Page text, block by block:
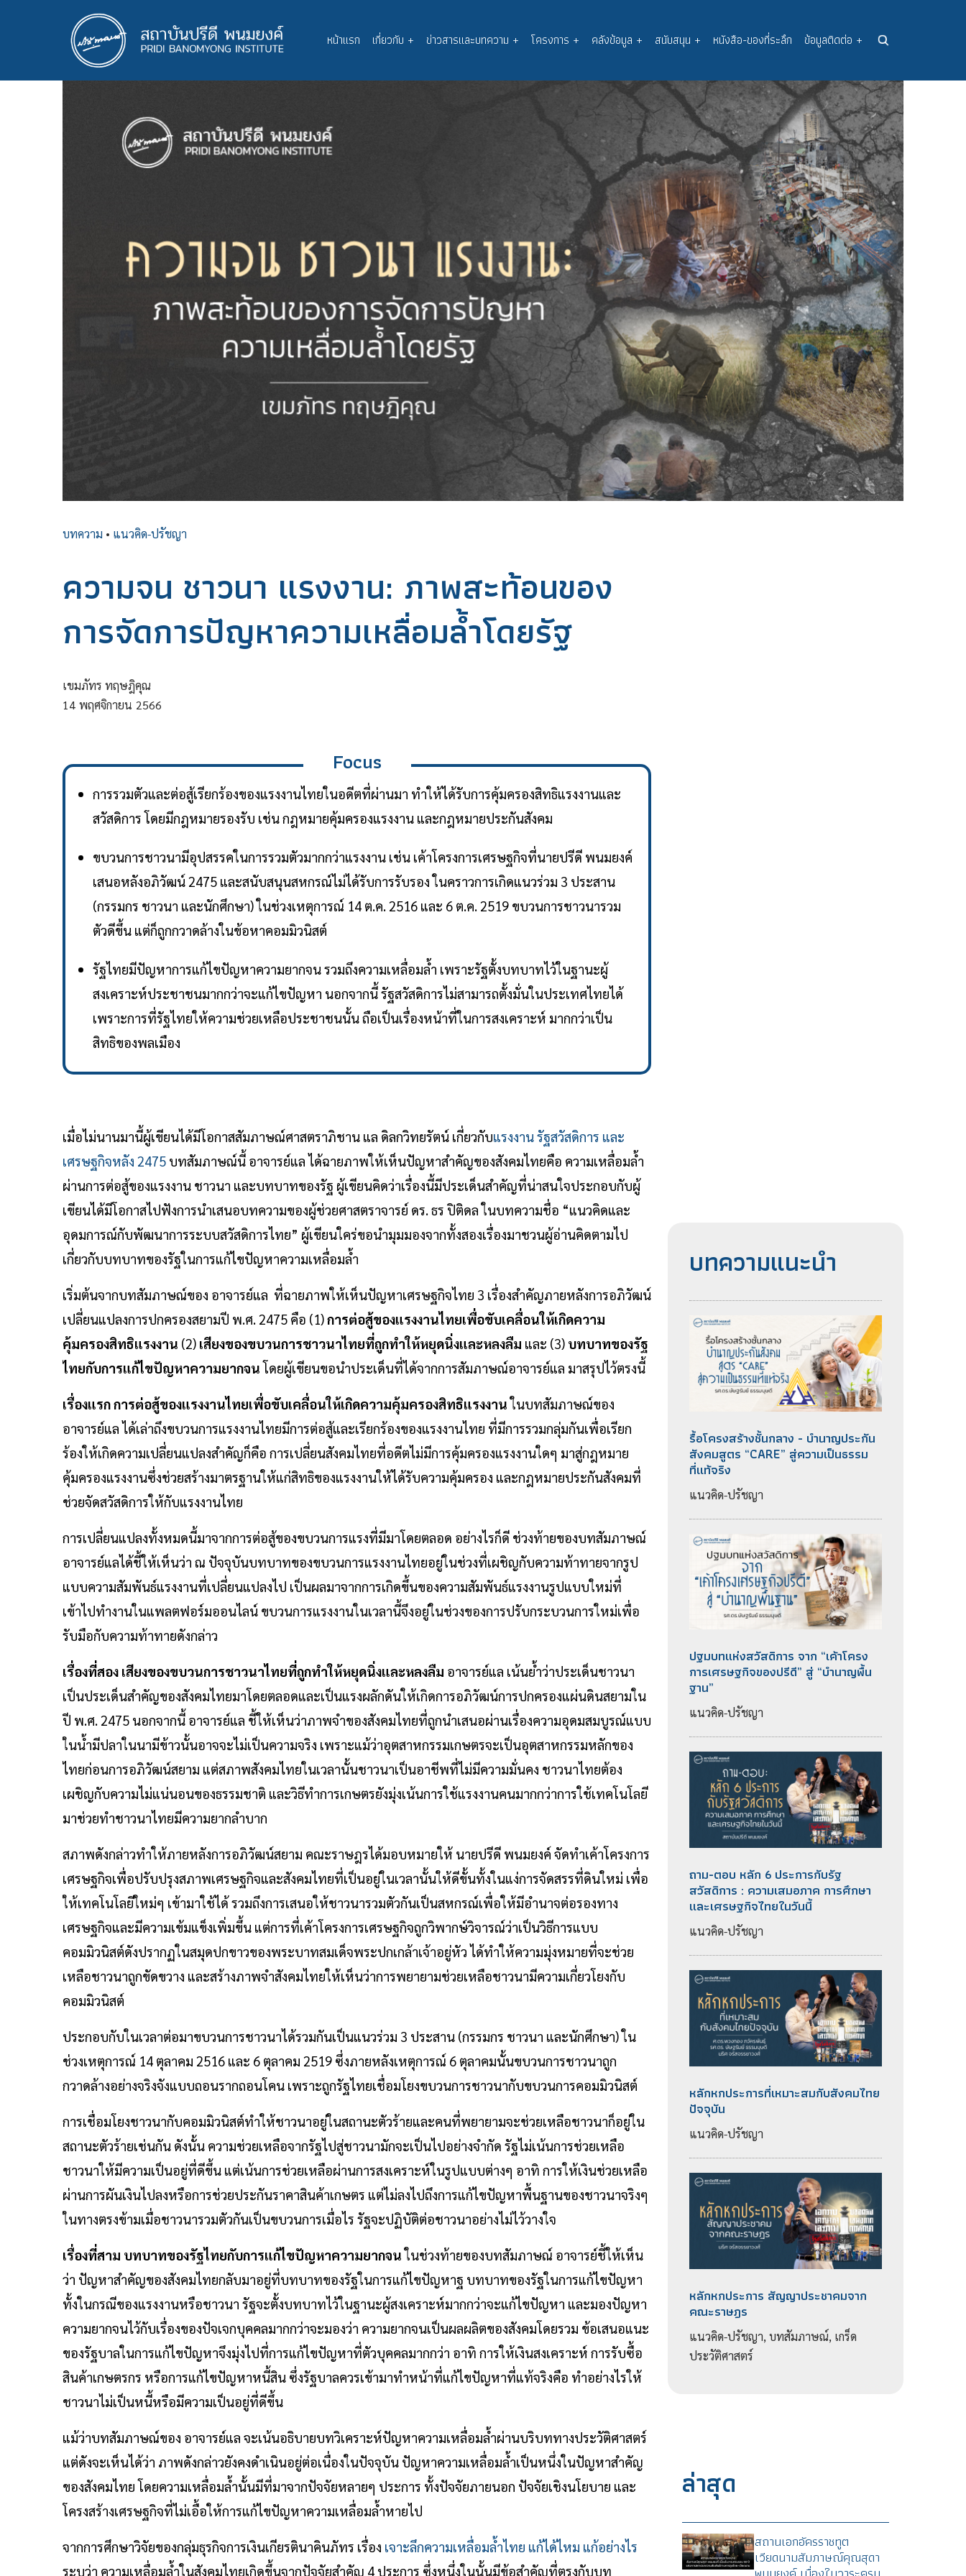
Main
navigation
หน้าแรก เกี่ยวกับ + ข่าวสารและบทความ + โครงการ + คลังข้อมูล + สนับสนุน + หนังสือ-ของที่ระลึก ข้อมูลติดต่อ +
บทความ • แนวคิด-ปรัชญา
ความจน ชาวนา แรงงาน: ภาพสะท้อนของ
การจัดการปัญหาความเหลื่อมล้ำโดยรัฐ
เขมภัทร ทฤษฎิคุณ
14 พฤศจิกายน 2566
Focus
การรวมตัวและต่อสู้เรียกร้องของแรงงานไทยในอดีตที่ผ่านมา ทำให้ได้รับการคุ้มครองสิทธิแรงงานและ
สวัสดิการ โดยมีกฎหมายรองรับ เช่น กฎหมายคุ้มครองแรงงาน และกฎหมายประกันสังคม
ขบวนการชาวนามีอุปสรรคในการรวมตัวมากกว่าแรงงาน เช่น เค้าโครงการเศรษฐกิจที่นายปรีดี พนมยงค์
เสนอหลังอภิวัฒน์ 2475 และสนับสนุนสหกรณ์ไม่ได้รับการรับรอง ในคราวการเกิดแนวร่วม 3 ประสาน
(กรรมกร ชาวนา และนักศึกษา) ในช่วงเหตุการณ์ 14 ต.ค. 2516 และ 6 ต.ค. 2519 ขบวนการชาวนารวม
ตัวดีขึ้น แต่ก็ถูกกวาดล้างในข้อหาคอมมิวนิสต์
รัฐไทยมีปัญหาการแก้ไขปัญหาความยากจน รวมถึงความเหลื่อมล้ำ เพราะรัฐตั้งบทบาทไว้ในฐานะผู้
สงเคราะห์ประชาชนมากกว่าจะแก้ไขปัญหา นอกจากนี้ รัฐสวัสดิการไม่สามารถตั้งมั่นในประเทศไทยได้
เพราะการที่รัฐไทยให้ความช่วยเหลือประชาชนนั้น ถือเป็นเรื่องหน้าที่ในการสงเคราะห์ มากกว่าเป็น
สิทธิของพลเมือง
เมื่อไม่นานมานี้ผู้เขียนได้มีโอกาสสัมภาษณ์ศาสตราภิชาน แล ดิลกวิทยรัตน์ เกี่ยวกับแรงงาน รัฐสวัสดิการ และ
เศรษฐกิจหลัง 2475 บทสัมภาษณ์นี้ อาจารย์แล ได้ฉายภาพให้เห็นปัญหาสำคัญของสังคมไทยคือ ความเหลื่อมล้ำ
ผ่านการต่อสู้ของแรงงาน ชาวนา และบทบาทของรัฐ ผู้เขียนคิดว่าเรื่องนี้มีประเด็นสำคัญที่น่าสนใจประกอบกับผู้
เขียนได้มีโอกาสไปฟังการนำเสนอบทความของผู้ช่วยศาสตราจารย์ ดร. ธร ปิติดล ในบทความชื่อ “แนวคิดและ
อุดมการณ์กับพัฒนาการระบบสวัสดิการไทย” ผู้เขียนใคร่ขอนำมุมมองจากทั้งสองเรื่องมาชวนผู้อ่านคิดตามไป
เกี่ยวกับบทบาทของรัฐในการแก้ไขปัญหาความเหลื่อมล้ำ
เริ่มต้นจากบทสัมภาษณ์ของ อาจารย์แล ที่ฉายภาพให้เห็นปัญหาเศรษฐกิจไทย 3 เรื่องสำคัญภายหลังการอภิวัฒน์
เปลี่ยนแปลงการปกครองสยามปี พ.ศ. 2475 คือ (1)การต่อสู้ของแรงงานไทยเพื่อขับเคลื่อนให้เกิดความ
คุ้มครองสิทธิแรงงาน (2) เสียงของขบวนการชาวนาไทยที่ถูกทำให้หยุดนิ่งและหลงลืม และ (3) บทบาทของรัฐ
ไทยกับการแก้ไขปัญหาความยากจนโดยผู้เขียนขอนำประเด็นที่ได้จากการสัมภาษณ์อาจารย์แล มาสรุปไว้ตรงนี้
เรื่องแรก การต่อสู้ของแรงงานไทยเพื่อขับเคลื่อนให้เกิดความคุ้มครองสิทธิแรงงานในบทสัมภาษณ์ของ
อาจารย์แล ได้เล่าถึงขบวนการแรงงานไทยมีการต่อสู้และเรียกร้องของแรงงานไทย ที่มีการรวมกลุ่มกันเพื่อเรียก
ร้องให้เกิดความเปลี่ยนแปลงสำคัญก็คือ การเปลี่ยนสังคมไทยที่อดีตไม่มีการคุ้มครองแรงงานใดๆ มาสู่กฎหมาย
คุ้มครองแรงงานซึ่งช่วยสร้างมาตรฐานให้แก่สิทธิของแรงงานให้ได้รับความคุ้มครอง และกฎหมายประกันสังคมที่
ช่วยจัดสวัสดิการให้กับแรงงานไทย
การเปลี่ยนแปลงทั้งหมดนี้มาจากการต่อสู้ของขบวนการแรงที่มีมาโดยตลอด อย่างไรก็ดี ช่วงท้ายของบทสัมภาษณ์
อาจารย์แลได้ชี้ให้เห็นว่า ณ ปัจจุบันบทบาทของขบวนการแรงงานไทยอยู่ในช่วงที่เผชิญกับความท้าทายจากรูป
แบบความสัมพันธ์แรงงานที่เปลี่ยนแปลงไป เป็นผลมาจากการเกิดขึ้นของความสัมพันธ์แรงงานรูปแบบใหม่ที่
เข้าไปทำงานในแพลตฟอร์มออนไลน์ ขบวนการแรงงานในเวลานี้จึงอยู่ในช่วงของการปรับกระบวนการใหม่เพื่อ
รับมือกับความท้าทายดังกล่าว
เรื่องที่สอง เสียงของขบวนการชาวนาไทยที่ถูกทำให้หยุดนิ่งและหลงลืม อาจารย์แล เน้นย้ำว่าประเด็นชาวนา
เป็นประเด็นสำคัญของสังคมไทยมาโดยตลอดและเป็นแรงผลักดันให้เกิดการอภิวัฒน์การปกครองแผ่นดินสยามใน
ปี พ.ศ. 2475 นอกจากนี้ อาจารย์แล ชี้ให้เห็นว่าภาพจำของสังคมไทยที่ถูกนำเสนอผ่านเรื่องความอุดมสมบูรณ์แบบ
ในน้ำมีปลาในนามีข้าวนั้นอาจจะไม่เป็นความจริง เพราะแม้ว่าอุตสาหกรรมเกษตรจะเป็นอุตสาหกรรมหลักของ
ไทยก่อนการอภิวัฒน์สยาม แต่สภาพสังคมไทยในเวลานั้นชาวนาเป็นอาชีพที่ไม่มีความมั่นคง ชาวนาไทยต้อง
เผชิญกับความไม่แน่นอนของธรรมชาติ และวิธีทำการเกษตรยังมุ่งเน้นการใช้แรงงานคนมากกว่าการใช้เทคโนโลยี
มาช่วยทำชาวนาไทยมีความยากลำบาก
สภาพดังกล่าวทำให้ภายหลังการอภิวัฒน์สยาม คณะราษฎรได้มอบหมายให้ นายปรีดี พนมยงค์ จัดทำเค้าโครงการ
เศรษฐกิจเพื่อปรับปรุงสภาพเศรษฐกิจและสังคมไทยที่เป็นอยู่ในเวลานั้นให้ดีขั้นทั้งในแง่การจัดสรรที่ดินใหม่ เพื่อ
ให้เทคโนโลยีใหม่ๆ เข้ามาใช้ได้ รวมถึงการเสนอให้ชาวนารวมตัวกันเป็นสหกรณ์เพื่อให้มีอำนาจต่อรองทาง
เศรษฐกิจและมีความเข้มแข็งเพิ่มขึ้น แต่การที่เค้าโครงการเศรษฐกิจถูกวิพากษ์วิจารณ์ว่าเป็นวิธีการแบบ
คอมมิวนิสต์ดังปรากฏในสมุดปกขาวของพระบาทสมเด็จพระปกเกล้าเจ้าอยู่หัว ได้ทำให้ความมุ่งหมายที่จะช่วย
เหลือชาวนาถูกขัดขวาง และสร้างภาพจำสังคมไทยให้เห็นว่าการพยายามช่วยเหลือชาวนามีความเกี่ยวโยงกับ
คอมมิวนิสต์
ประกอบกับในเวลาต่อมาขบวนการชาวนาได้รวมกันเป็นแนวร่วม 3 ประสาน (กรรมกร ชาวนา และนักศึกษา) ใน
ช่วงเหตุการณ์ 14 ตุลาคม 2516 และ 6 ตุลาคม 2519 ซึ่งภายหลังเหตุการณ์ 6 ตุลาคมนั้นขบวนการชาวนาถูก
กวาดล้างอย่างจริงจังแบบถอนรากถอนโคน เพราะถูกรัฐไทยเชื่อมโยงขบวนการชาวนากับขบวนการคอมมิวนิสต์
การเชื่อมโยงชาวนากับคอมมิวนิสต์ทำให้ชาวนาอยู่ในสถานะตัวร้ายและคนที่พยายามจะช่วยเหลือชาวนาก็อยู่ใน
สถานะตัวร้ายเช่นกัน ดังนั้น ความช่วยเหลือจากรัฐไปสู่ชาวนามักจะเป็นไปอย่างจำกัด รัฐไม่เน้นการช่วยเหลือ
ชาวนาให้มีความเป็นอยู่ที่ดีขึ้น แต่เน้นการช่วยเหลือผ่านการสงเคราะห์ในรูปแบบต่างๆ อาทิ การให้เงินช่วยเหลือ
ผ่านการผันเงินไปลงหรือการช่วยประกันราคาสินค้าเกษตร แต่ไม่ลงไปถึงการแก้ไขปัญหาพื้นฐานของชาวนาจริงๆ
ในทางตรงข้ามเมื่อชาวนารวมตัวกันเป็นขบวนการเมื่อไร รัฐจะปฏิบัติต่อชาวนาอย่างไม่ไว้วางใจ
เรื่องที่สาม บทบาทของรัฐไทยกับการแก้ไขปัญหาความยากจนในช่วงท้ายของบทสัมภาษณ์ อาจารย์ชี้ให้เห็น
ว่า ปัญหาสำคัญของสังคมไทยกลับมาอยู่ที่บทบาทของรัฐในการแก้ไขปัญหาฐ บทบาทของรัฐในการแก้ไขปัญหา
ทั้งในกรณีของแรงงานหรือชาวนา รัฐจะตั้งบทบาทไว้ในฐานะผู้สงเคราะห์มากกว่าจะแก้ไขปัญหา และมองปัญหา
ความยากจนไว้กับเรื่องของปัจเจกบุคคลมากกว่าจะมองว่า ความยากจนเป็นผลผลิตของสังคมโดยรวม ข้อเสนอแนะ
ของรัฐบาลในการแก้ไขปัญหาจึงมุ่งไปที่การแก้ไขปัญหาที่ตัวบุคคลมากกว่า อาทิ การให้เงินสงเคราะห์ การรับซื้อ
สินค้าเกษตรกร หรือการแก้ไขปัญหาหนี้สิน ซึ่งรัฐบาลควรเข้ามาทำหน้าที่แก้ไขปัญหาที่แท้จริงคือ ทำอย่างไรให้
ชาวนาไม่เป็นหนี้หรือมีความเป็นอยู่ที่ดีขึ้น
แม้ว่าบทสัมภาษณ์ของ อาจารย์แล จะเน้นอธิบายบทวิเคราะห์ปัญหาความเหลื่อมล้ำผ่านบริบททางประวัติศาสตร์
แต่ดังจะเห็นได้ว่า ภาพดังกล่าวยังคงดำเนินอยู่ต่อเนื่องในปัจจุบัน ปัญหาความเหลื่อมล้ำเป็นหนึ่งในปัญหาสำคัญ
ของสังคมไทย โดยความเหลื่อมล้ำนั้นมีที่มาจากปัจจัยหลายๆ ประการ ทั้งปัจจัยภายนอก ปัจจัยเชิงนโยบาย และ
โครงสร้างเศรษฐกิจที่ไม่เอื้อให้การแก้ไขปัญหาความเหลื่อมล้ำหายไป
จากการศึกษาวิจัยของกลุ่มธุรกิจการเงินเกียรตินาคินภัทร เรื่อง เจาะลึกความเหลื่อมล้ำไทย แก้ได้ไหม แก้อย่างไร
ระบุว่า ความเหลื่อมล้ำในสังคมไทยเกิดขึ้นจากปัจจัยสำคัญ 4 ประการ ซึ่งหนึ่งในนั้นมีข้อสำคัญที่ตรงกับบท
บทความแนะนำ
รื้อโครงสร้างชั้นกลาง - บำนาญประกัน
สังคมสูตร “CARE” สู่ความเป็นธรรม
ที่แท้จริง
แนวคิด-ปรัชญา
ปฐมบทแห่งสวัสดิการ จาก “เค้าโครง
การเศรษฐกิจของปรีดี” สู่ “บำนาญพื้น
ฐาน”
แนวคิด-ปรัชญา
ถาม-ตอบ หลัก 6 ประการกับรัฐ
สวัสดิการ : ความเสมอภาค การศึกษา
และเศรษฐกิจไทยในวันนี้
แนวคิด-ปรัชญา
หลักหกประการที่เหมาะสมกับสังคมไทย
ปัจจุบัน
แนวคิด-ปรัชญา
หลักหกประการ สัญญาประชาคมจาก
คณะราษฎร
แนวคิด-ปรัชญา, บทสัมภาษณ์, เกร็ด
ประวัติศาสตร์
ล่าสุด
สถานเอกอัครราชทูต
เวียดนามสัมภาษณ์คุณสุดา